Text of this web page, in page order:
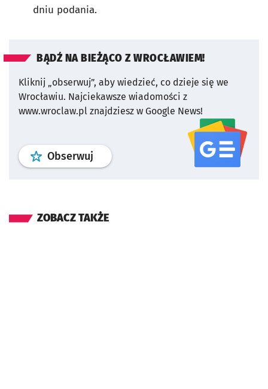
dniu podania.
BĄDŹ NA BIEŻĄCO Z WROCŁAWIEM!
Kliknij „obserwuj”, aby wiedzieć, co dzieje się we
Wrocławiu. Najciekawsze wiadomości z
www.wroclaw.pl znajdziesz w Google News!
Obserwuj profil serwisu
ZOBACZ TAKŻE